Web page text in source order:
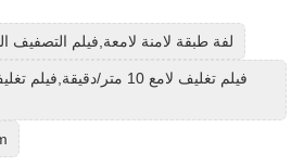
لفة طبقة لامنة لامعة,فيلم التصفيف